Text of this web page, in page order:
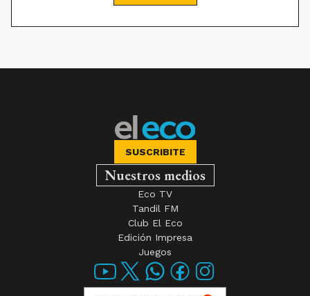
SUSCRIBITE
Nuestros medios
Eco TV
Tandil FM
Club El Eco
Edición Impresa
Juegos